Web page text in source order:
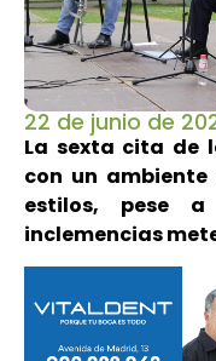
22 de junio de
La sexta cita de
con un
estilos, pese
inclemencias